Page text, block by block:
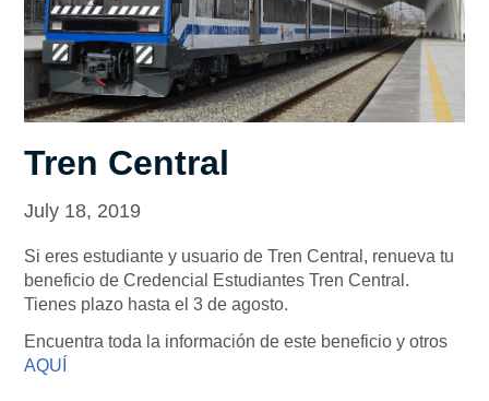
Tren Central
July 18, 2019
Si eres estudiante y usuario de Tren Central, renueva tu
beneficio de Credencial Estudiantes Tren Central.
Tienes plazo hasta el 3 de agosto.
Encuentra toda la información de este beneficio y otros
AQUÍ